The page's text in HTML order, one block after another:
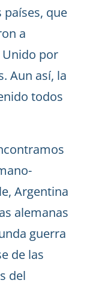
que
a
Unido por
Aun así, la
todos
Argentina
alemanas
guerra
de las
del